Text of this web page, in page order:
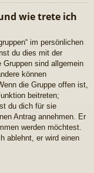
wie trete ich
im persönlichen
du dies mit der
sind allgemein
können
die Gruppe offen ist,
beitreten;
du dich für sie
Antrag annehmen. Er
werden möchtest.
ablehnt, er wird einen